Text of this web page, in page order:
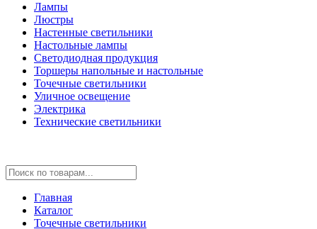
Лампы
Люстры
Настенные светильники
Настольные лампы
Светодиодная продукция
Торшеры напольные и настольные
Точечные светильники
Уличное освещение
Электрика
Технические светильники
Главная
Каталог
Точечные светильники